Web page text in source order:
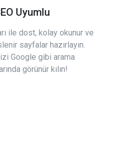
Uyumlu
ile dost, kolay okunur ve
sayfalar hazırlayın.
Google gibi arama
görünür kılın!